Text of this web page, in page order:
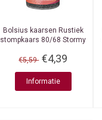
Bolsius kaarsen Rustiek
stompkaars 80/68 Stormy
€5,59 €4,39
Informatie